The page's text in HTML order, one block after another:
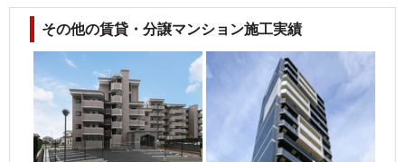
その他の賃貸・分譲マンション施工実績